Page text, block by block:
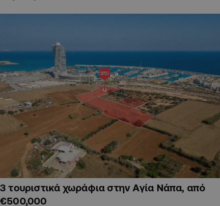
3 τουριστικά χωράφια στην Αγία Νάπα, από
€500,000